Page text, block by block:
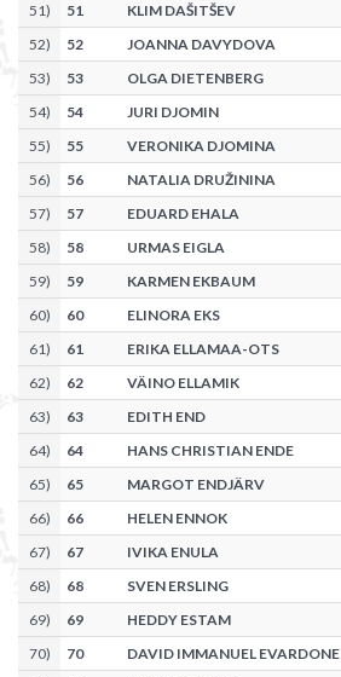
51) 51 KLIM DAŠITŠEV
52) 52 JOANNA DAVYDOVA
53) 53 OLGA DIETENBERG
54) 54 JURI DJOMIN
55) 55 VERONIKA DJOMINA
56) 56 NATALIA DRUŽININA
57) 57 EDUARD EHALA
58) 58 URMAS EIGLA
59) 59 KARMEN EKBAUM
60) 60 ELINORA EKS
61) 61 ERIKA ELLAMAA-OTS
62) 62 VÄINO ELLAMIK
63) 63 EDITH END
64) 64 HANS CHRISTIAN ENDE
65) 65 MARGOT ENDJÄRV
66) 66 HELEN ENNOK
67) 67 IVIKA ENULA
68) 68 SVEN ERSLING
69) 69 HEDDY ESTAM
70) 70 DAVID IMMANUEL EVARDONE